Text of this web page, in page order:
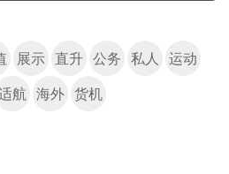
展示 直升 公务 私人
运动
航 海外 货机